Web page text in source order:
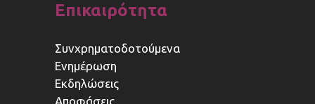
Επικαιρότητα
Συνχρηματοδοτούμενα
Ενημέρωση
Εκδηλώσεις
Αποφάσεις